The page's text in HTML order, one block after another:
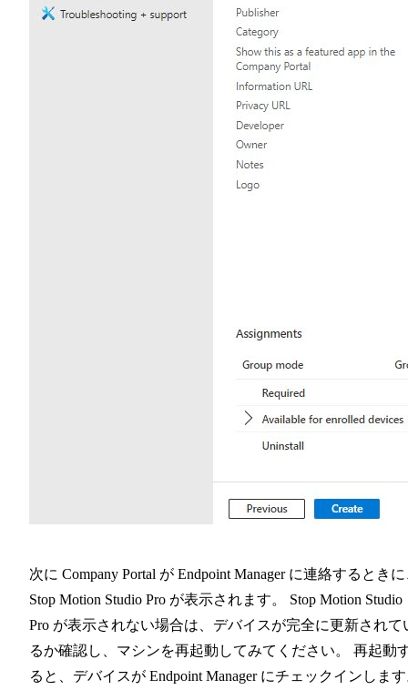
次に Company Portal が Endpoint Manager に連絡するとき
Stop Motion Studio Pro が表示されます。 Stop Motion Studio
Pro が表示されない場合は、デバイスが完全に更新されて
るか確認し、マシンを再起動してみてください。 再起動
ると、デバイスが Endpoint Manager にチェックインしま